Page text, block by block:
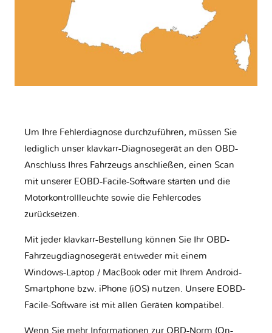
Um Ihre Fehlerdiagnose durchzuführen, müssen Sie
lediglich unser klavkarr-Diagnosegerät an den OBD-
Anschluss Ihres Fahrzeugs anschließen, einen Scan
mit unserer EOBD-Facile-Software starten und die
Motorkontrollleuchte sowie die Fehlercodes
zurücksetzen.
Mit jeder klavkarr-Bestellung können Sie Ihr OBD-
Fahrzeugdiagnosegerät entweder mit einem
Windows-Laptop / MacBook oder mit Ihrem Android-
Smartphone bzw. iPhone (iOS) nutzen. Unsere EOBD-
Facile-Software ist mit allen Geräten kompatibel.
Wenn Sie mehr Informationen zur OBD-Norm (On-